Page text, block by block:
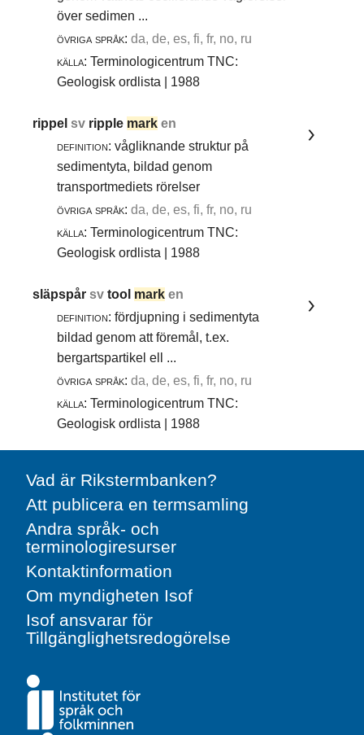
över sedimen ...
övriga språk: da, de, es, fi, fr, no, ru
källa: Terminologicentrum TNC:
Geologisk ordlista | 1988
rippelsv ripple mark en
definition: vågliknande struktur på
sedimentyta, bildad genom
transportmediets rörelser
övriga språk: da, de, es, fi, fr, no, ru
källa: Terminologicentrum TNC:
Geologisk ordlista | 1988
släpspårsvtool mark en
definition: fördjupning i sedimentyta
bildad genom att föremål, t.ex.
bergartspartikel ell ...
övriga språk: da, de, es, fi, fr, no, ru
källa: Terminologicentrum TNC:
Geologisk ordlista | 1988
Vad är Rikstermbanken?
Att publicera en termsamling
Andra språk- och
terminologiresurser
Kontaktinformation
Om myndigheten Isof
Isof ansvarar för
Tillgänglighetsredogörelse